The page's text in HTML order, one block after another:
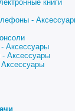
книги
-
Аксессуары
Аксессуары